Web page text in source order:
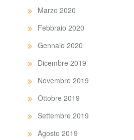
Marzo 2020
Febbraio 2020
Gennaio 2020
Dicembre 2019
Novembre 2019
Ottobre 2019
Settembre 2019
Agosto 2019